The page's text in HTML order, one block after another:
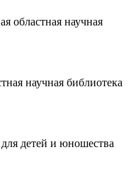
областная научная
научная библиотека
детей и юношества